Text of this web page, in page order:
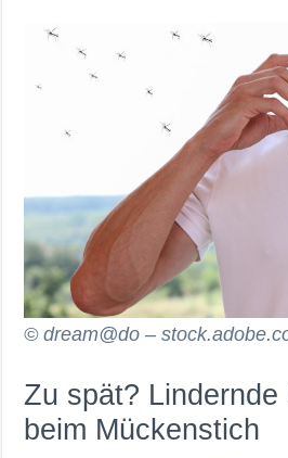
© dream@do –
Zu spät? Lindernde
beim Mückenstich